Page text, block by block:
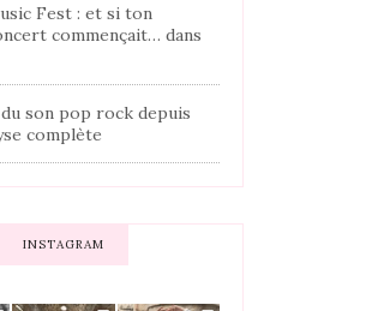
Fest : et si ton
commençait… dans
son pop rock depuis
complète
INSTAGRAM